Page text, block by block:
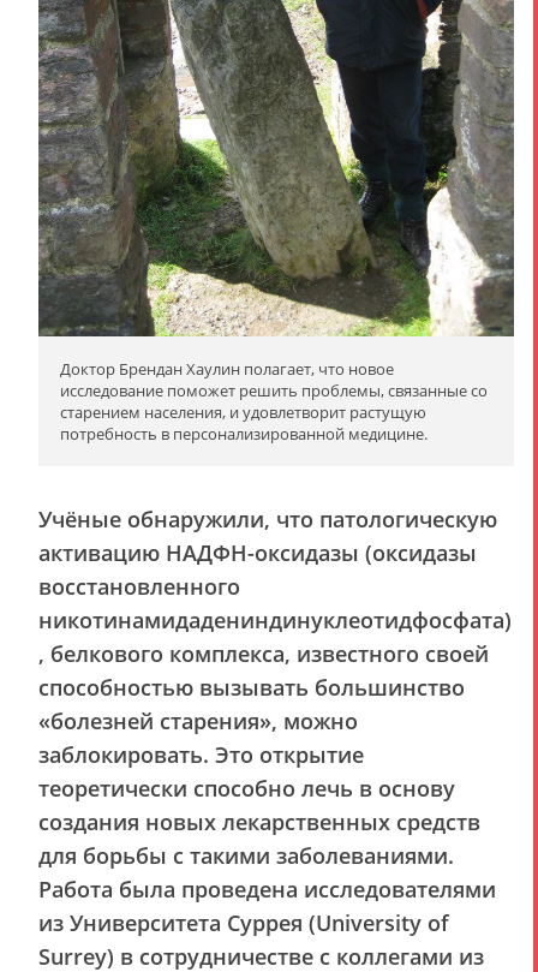
Доктор Брендан Хаулин полагает, что новое
исследование поможет решить проблемы, связанные со
старением населения, и удовлетворит растущую
потребность в персонализированной медицине.
Учёные обнаружили, что патологическую
активацию НАДФН-оксидазы (оксидазы
восстановленного
никотинамидадениндинуклеотидфосфата)
, белкового комплекса, известного своей
способностью вызывать большинство
«болезней старения», можно
заблокировать. Это открытие
теоретически способно лечь в основу
создания новых лекарственных средств
для борьбы с такими заболеваниями.
Работа была проведена исследователями
из Университета Суррея (University of
Surrey) в сотрудничестве с коллегами из